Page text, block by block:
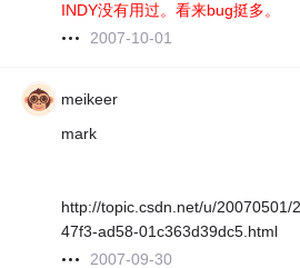
INDY没有用过。看来bug挺多。
2007-10-01
meikeer
mark
http://topic.csdn.net/u/20070501/
47f3-ad58-01c363d39dc5.html
2007-09-30